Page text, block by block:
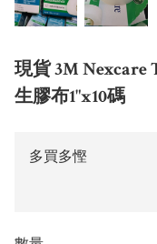
現貨 3M Nexcare
生膠布1"x10碼
多買多慳